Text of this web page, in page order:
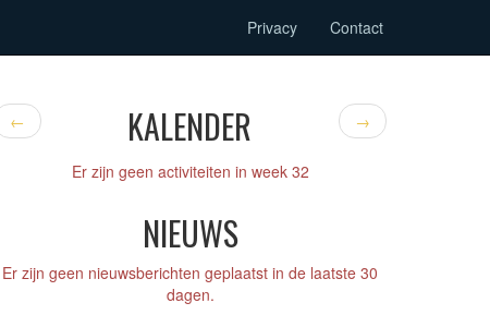
Privacy Contact
← KALENDER →
Er zijn geen activiteiten in week 32
NIEUWS
Er zijn geen nieuwsberichten geplaatst in de laatste 30
dagen.